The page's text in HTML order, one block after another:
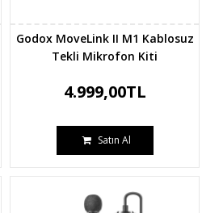
Godox MoveLink II M1 Kablosuz
Tekli Mikrofon Kiti
4.999,00TL
Satın Al